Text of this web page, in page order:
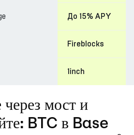
До 15% APY
Fireblocks
1inch
мост и
BTC в Base